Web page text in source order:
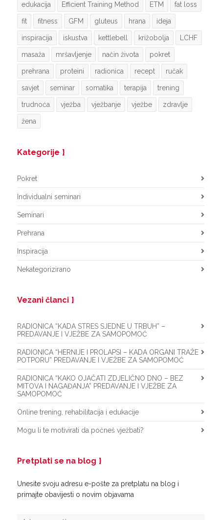
edukacija Efficient Training Method ETM fat loss
fit fitness GFM gluteus hrana ideja
inspiracija iskustva kettlebell križobolja LCHF
masaža mršavljenje način života pokret
prehrana proteini radionica recept ručak
savjet seminar somatika terapija trening
trudnoća vježba vježbanje vježbe zdravlje
žena
Kategorije
Pokret
Individualni seminari
Seminari
Prehrana
Inspiracija
Nekategorizirano
Vezani članci
RADIONICA “KADA STRES SJEDNE U TRBUH” –
PREDAVANJE I VJEŽBE ZA SAMOPOMOĆ
RADIONICA “HERNIJE I PROLAPSI – KADA ORGANI TRAŽE
POTPORU” PREDAVANJE I VJEŽBE ZA SAMOPOMOĆ
RADIONICA “KAKO OJAČATI ZDJELIČNO DNO – BEZ
MITOVA I NAGAĐANJA” PREDAVANJE I VJEŽBE ZA
SAMOPOMOĆ
Online trening, rehabilitacija i edukacije
Mogu li te motivirati da počneš vježbati?
Pretplati se na blog
Unesite svoju adresu e-pošte za pretplatu na blog i
primajte obavijesti o novim objavama